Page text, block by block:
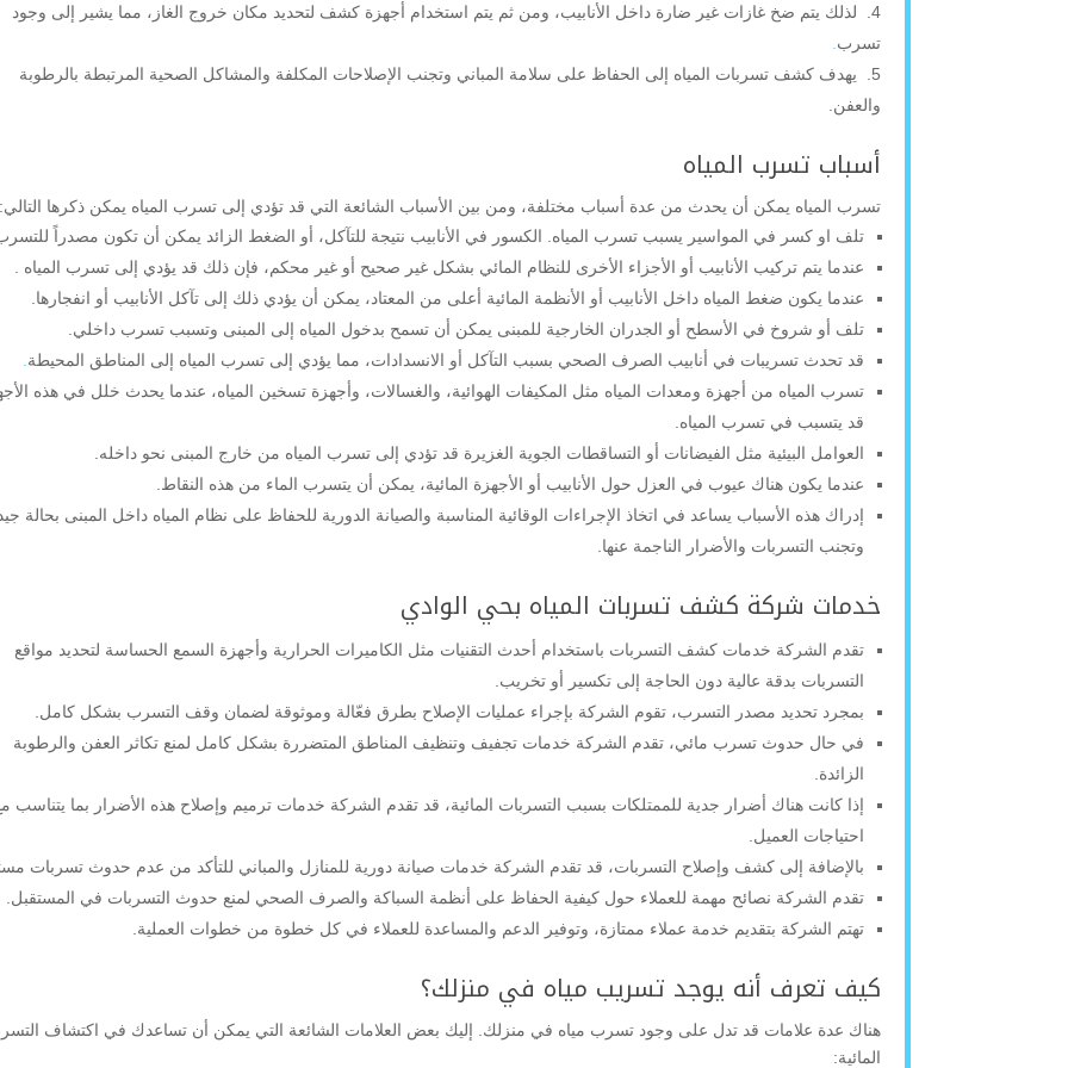
لذلك يتم ضخ غازات غير ضارة داخل الأنابيب، ومن ثم يتم استخدام أجهزة كشف لتحديد مكان خروج الغاز، مما يشير إلى وجود
تسرب
يهدف كشف تسربات المياه إلى الحفاظ على سلامة المباني وتجنب الإصلاحات المكلفة والمشاكل الصحية المرتبطة بالرطوبة
والعفن.
أسباب تسرب المياه
تسرب المياه يمكن أن يحدث من عدة أسباب مختلفة، ومن بين الأسباب الشائعة التي قد تؤدي إلى تسرب المياه يمكن ذكرها التالي:
تلف او كسر في المواسير يسبب تسرب المياه. الكسور في الأنابيب نتيجة للتآكل، أو الضغط الزائد يمكن أن تكون مصدراً
عندما يتم تركيب الأنابيب أو الأجزاء الأخرى للنظام المائي بشكل غير صحيح أو غير محكم، فإن ذلك قد يؤدي إلى تسرب المياه .
عندما يكون ضغط المياه داخل الأنابيب أو الأنظمة المائية أعلى من المعتاد، يمكن أن يؤدي ذلك إلى تآكل الأنابيب أو انفجارها.
تلف أو شروخ في الأسطح أو الجدران الخارجية للمبنى يمكن أن تسمح بدخول المياه إلى المبنى وتسبب تسرب داخلي.
قد تحدث تسريبات في أنابيب الصرف الصحي بسبب التآكل أو الانسدادات، مما يؤدي إلى تسرب المياه إلى المناطق المحيطة
تسرب المياه من أجهزة ومعدات المياه مثل المكيفات الهوائية، والغسالات، وأجهزة تسخين المياه، عندما يحدث خلل في هذه
قد يتسبب في تسرب المياه.
العوامل البيئية مثل الفيضانات أو التساقطات الجوية الغزيرة قد تؤدي إلى تسرب المياه من خارج المبنى نحو داخله.
عندما يكون هناك عيوب في العزل حول الأنابيب أو الأجهزة المائية، يمكن أن يتسرب الماء من هذه النقاط.
إدراك هذه الأسباب يساعد في اتخاذ الإجراءات الوقائية المناسبة والصيانة الدورية للحفاظ على نظام المياه داخل المبنى بحالة
وتجنب التسربات والأضرار الناجمة عنها.
خدمات شركة كشف تسربات المياه بحي الوادي
تقدم الشركة خدمات كشف التسربات باستخدام أحدث التقنيات مثل الكاميرات الحرارية وأجهزة السمع الحساسة لتحديد مواقع
التسربات بدقة عالية دون الحاجة إلى تكسير أو تخريب.
بمجرد تحديد مصدر التسرب، تقوم الشركة بإجراء عمليات الإصلاح بطرق فعّالة وموثوقة لضمان وقف التسرب بشكل كامل.
في حال حدوث تسرب مائي، تقدم الشركة خدمات تجفيف وتنظيف المناطق المتضررة بشكل كامل لمنع تكاثر العفن والرطوبة
الزائدة.
إذا كانت هناك أضرار جدية للممتلكات بسبب التسربات المائية، قد تقدم الشركة خدمات ترميم وإصلاح هذه الأضرار بما يتناسب
احتياجات العميل.
بالإضافة إلى كشف وإصلاح التسربات، قد تقدم الشركة خدمات صيانة دورية للمنازل والمباني للتأكد من عدم حدوث تسربات
تقدم الشركة نصائح مهمة للعملاء حول كيفية الحفاظ على أنظمة السباكة والصرف الصحي لمنع حدوث التسربات في المستقبل.
تهتم الشركة بتقديم خدمة عملاء ممتازة، وتوفير الدعم والمساعدة للعملاء في كل خطوة من خطوات العملية.
كيف تعرف أنه يوجد تسريب مياه في منزلك؟
هناك عدة علامات قد تدل على وجود تسرب مياه في منزلك. إليك بعض العلامات الشائعة التي يمكن أن تساعدك في اكتشاف
المائية: